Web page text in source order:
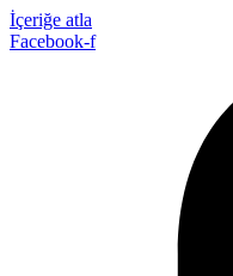
İçeriğe atla
Facebook-f